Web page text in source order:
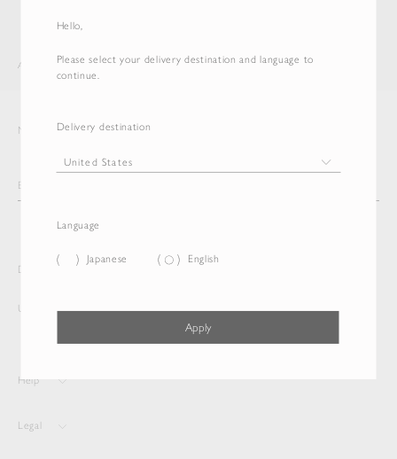
Hello,
Please select your delivery destination and language to
continue.
Delivery destination
Language
Japanese English
Apply
AURALEE ITEM
Newsletter
Delivery destination and Language
United States English
Help
Legal